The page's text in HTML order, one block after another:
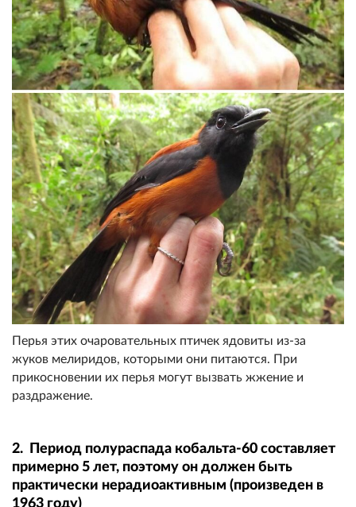
Перья этих очаровательных птичек ядовиты из-за
жуков мелиридов, которыми они питаются. При
прикосновении их перья могут вызвать жжение и
раздражение.
2. Период полураспада кобальта-60 составляет
примерно 5 лет, поэтому он должен быть
практически нерадиоактивным (произведен в
1963 году)